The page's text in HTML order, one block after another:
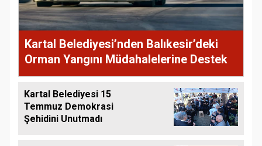
Kartal Belediyesi’nden Balıkesir’deki
Orman Yangını Müdahalelerine Destek
Kartal Belediyesi 15
Temmuz Demokrasi
Şehidini Unutmadı